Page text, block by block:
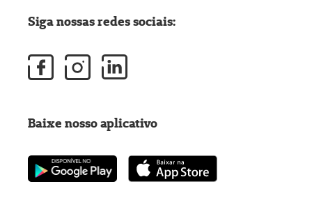
Siga nossas redes sociais:
Baixe nosso aplicativo